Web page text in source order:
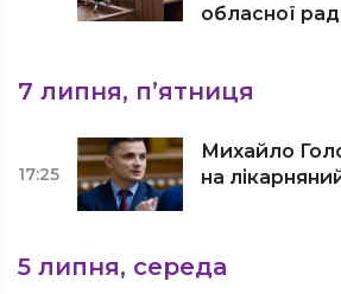
обласної
7 липня, п’ятниця
17:25
Михайло
на
5 липня, середа